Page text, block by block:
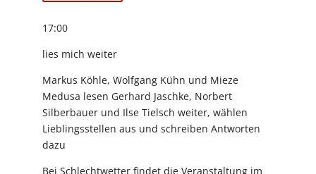
17:00
lies mich weiter
Markus Köhle, Wolfgang Kühn und Mieze
Medusa lesen Gerhard Jaschke, Norbert
Silberbauer und Ilse Tielsch weiter, wählen
Lieblingsstellen aus und schreiben Antworten
dazu
Bei Schlechtwetter findet die Veranstaltung im